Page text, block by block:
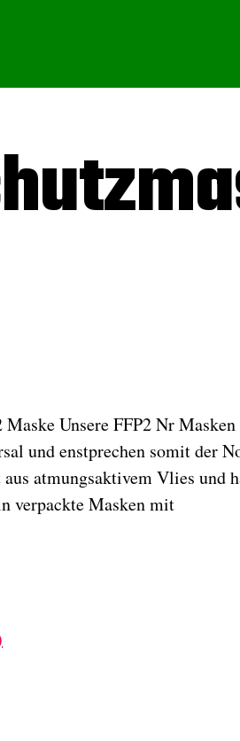
Unsere FFP2 Nr Masken
und enstprechen somit der
atmungsaktivem Vlies und
verpackte Masken mit